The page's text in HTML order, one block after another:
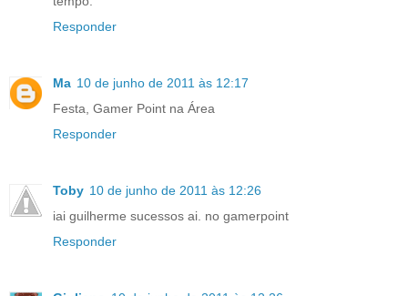
Responder
Ma 10 de junho de 2011 às 12:17
Festa, Gamer Point na Área
Responder
Toby 10 de junho de 2011 às 12:26
iai guilherme sucessos ai. no gamerpoint
Responder